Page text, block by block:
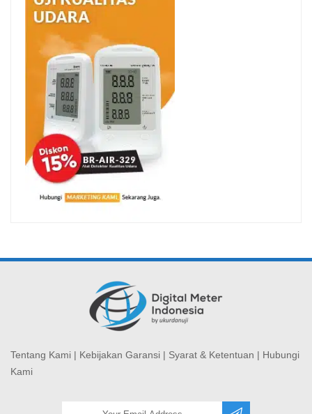
Tentang Kami | Kebijakan Garansi | Syarat & Ketentuan | Hubungi
Kami